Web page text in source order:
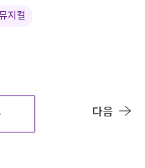
지컬
다음